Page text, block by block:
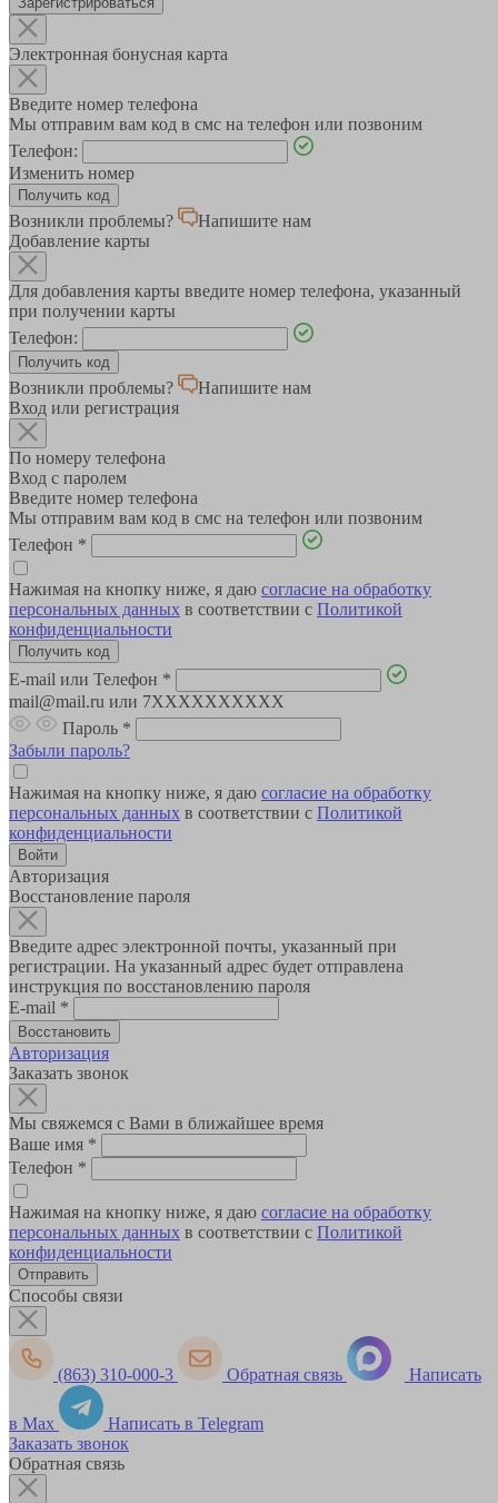
Электронная бонусная карта
Введите номер телефона
Мы отправим вам код в смс на телефон или позвоним
Телефон:
Изменить номер
Возникли проблемы?
Напишите нам
Добавление карты
Для добавления карты введите номер телефона, указанный
при получении карты
Телефон:
Возникли проблемы?
Напишите нам
Вход или регистрация
По номеру телефона
Вход с паролем
Введите номер телефона
Мы отправим вам код в смс на телефон или позвоним
Телефон *
Нажимая на кнопку ниже, я даю согласие на обработку
персональных данных в соответствии с Политикой
конфиденциальности
E-mail или Телефон *
mail@mail.ru или 7XXXXXXXXXX
Пароль *
Забыли пароль?
Нажимая на кнопку ниже, я даю согласие на обработку
персональных данных в соответствии с Политикой
конфиденциальности
Авторизация
Восстановление пароля
Введите адрес электронной почты, указанный при
регистрации. На указанный адрес будет отправлена
инструкция по восстановлению пароля
E-mail *
Авторизация
Заказать звонок
Мы свяжемся с Вами в ближайшее время
Ваше имя *
Телефон *
Нажимая на кнопку ниже, я даю согласие на обработку
персональных данных в соответствии с Политикой
конфиденциальности
Способы связи
(863) 310-000-3 Обратная связь Написать
в Max
Написать в Telegram
Заказать звонок
Обратная связь